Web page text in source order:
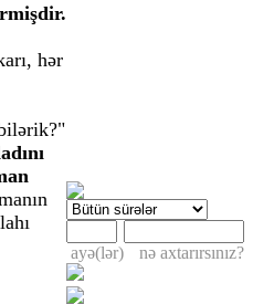
hər
ayə(lər) nə axtarırsınız?